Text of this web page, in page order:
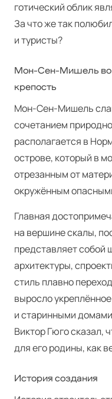
готический облик
За что же так
и туристы?
Мон-Сен-Мишель во
крепость
Мон-Сен-Мишель
сочетанием
располагается в
острове, который в
отрезанным от
окружённым
Главная
на вершине скалы,
представляет собой
архитектуры,
стиль плавно
выросло
и старинными
Виктор Гюго
для его родины, как
История создания